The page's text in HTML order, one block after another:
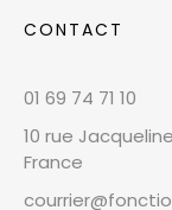
CONTACT
01 69 74 71 10
10 rue
France